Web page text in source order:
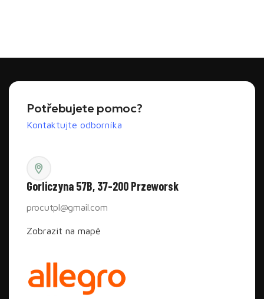
Potřebujete pomoc?
Kontaktujte odborníka
Gorliczyna 57B, 37-200 Przeworsk
procutpl@gmail.com
Zobrazit na mapě